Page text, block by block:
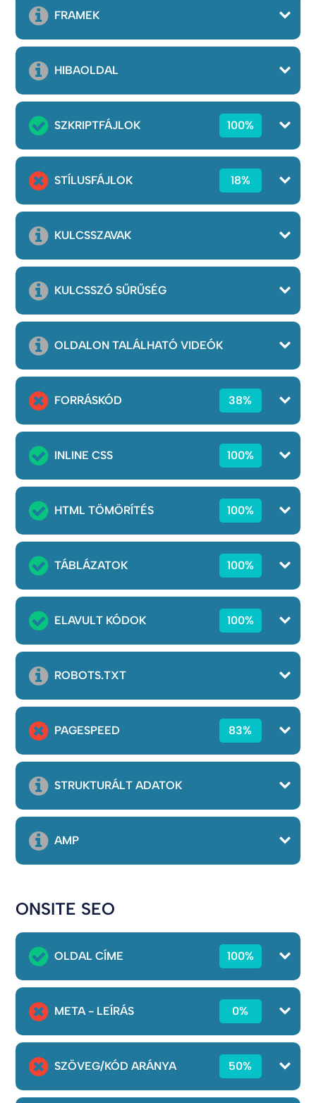
FRAMEK
HIBAOLDAL
SZKRIPTFÁJLOK 100%
STÍLUSFÁJLOK 18%
KULCSSZAVAK
KULCSSZÓ SŰRŰSÉG
OLDALON TALÁLHATÓ VIDEÓK
FORRÁSKÓD 38%
INLINE CSS 100%
HTML TÖMÖRÍTÉS 100%
TÁBLÁZATOK 100%
ELAVULT KÓDOK 100%
ROBOTS.TXT
PAGESPEED 83%
STRUKTURÁLT ADATOK
AMP
ONSITE SEO
OLDAL CÍME 100%
META - LEÍRÁS 0%
SZÖVEG/KÓD ARÁNYA 50%